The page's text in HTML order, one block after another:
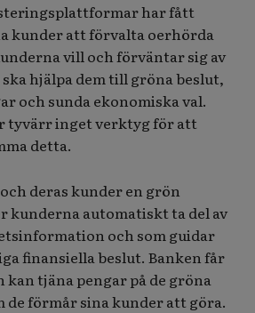
har fått
kunder att förvalta oerhörda
vill och förväntar sig av
hjälpa dem till gröna beslut,
och sunda ekonomiska val.
tyvärr inget verktyg för att
detta.
deras kunder en grön
kunderna automatiskt ta del av
och som guidar
finansiella beslut. Banken får
kan tjäna pengar på de gröna
förmår sina kunder att göra.